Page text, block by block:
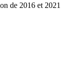
de 2016 et 2021